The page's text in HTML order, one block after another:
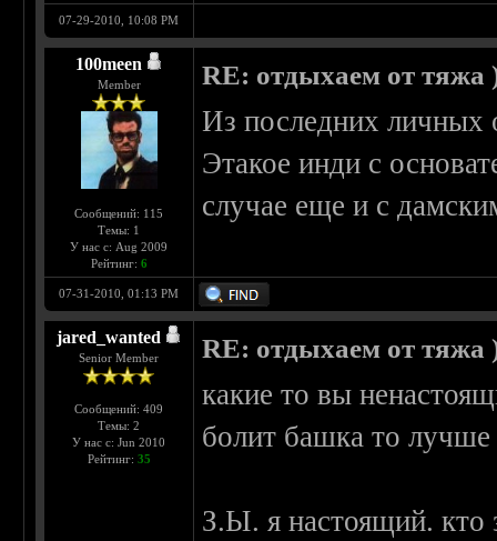
07-29-2010, 10:08 PM
100meen
Member
Сообщений: 115
Темы: 1
У нас с: Aug 2009
Рейтинг: 6
RE: отдыхаем от тяжа
Из последних личных
Этакое инди с
случае еще и с
07-31-2010, 01:13 PM
jared_wanted
Senior Member
Сообщений: 409
Темы: 2
У нас с: Jun 2010
Рейтинг: 35
RE: отдыхаем от тяжа
какие то вы
болит башка то
З.Ы. я настоящий. кто